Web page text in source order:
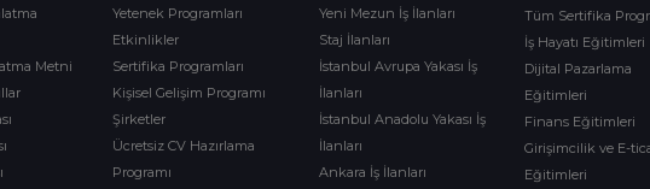
Metni
Yetenek Programları
Etkinlikler
Sertifika Programları
Kişisel Gelişim Programı
Şirketler
Ücretsiz CV Hazırlama
Programı
Yeni Mezun İş İlanları
Staj İlanları
İstanbul Avrupa Yakası İş
İlanları
İstanbul Anadolu Yakası İş
İlanları
Ankara İş İlanları
Tüm Sertifika
İş Hayatı Eğitimleri
Dijital Pazarlama
Eğitimleri
Finans Eğitimleri
Girişimcilik ve E-
Eğitimleri